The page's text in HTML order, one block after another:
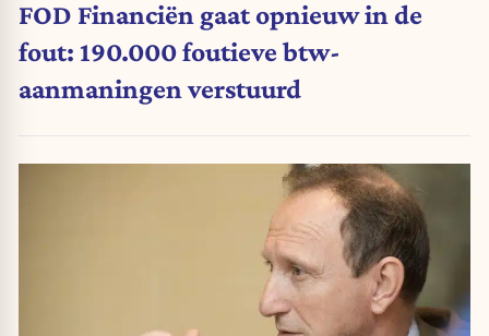
FOD Financiën gaat opnieuw in de
fout: 190.000 foutieve btw-
aanmaningen verstuurd